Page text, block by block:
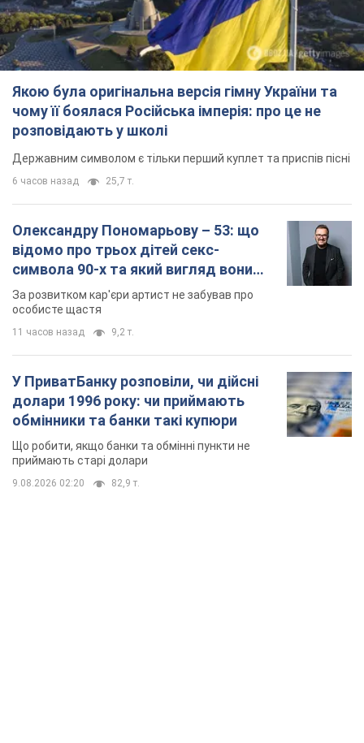
Якою була оригінальна версія гімну України та
чому її боялася Російська імперія: про це не
розповідають у школі
Державним символом є тільки перший куплет та приспів пісні
6 часов назад 25,7 т.
Олександру Пономарьову – 53: що
відомо про трьох дітей секс-
символа 90-х та який вигляд вони
мають
За розвитком кар'єри артист не забував про
особисте щастя
11 часов назад 9,2 т.
У ПриватБанку розповіли, чи дійсні
долари 1996 року: чи приймають
обмінники та банки такі купюри
Що робити, якщо банки та обмінні пункти не
приймають старі долари
9.08.2026 02:20 82,9 т.